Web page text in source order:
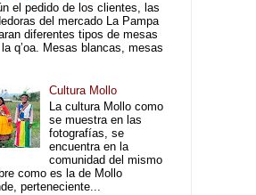
el pedido de los clientes, las
del mercado La Pampa
diferentes tipos de mesas
q’oa. Mesas blancas, mesas
Cultura Mollo
La cultura Mollo como
se muestra en las
fotografías, se
encuentra en la
comunidad del mismo
como es la de Mollo
perteneciente...